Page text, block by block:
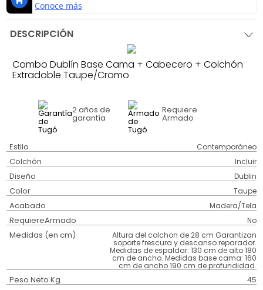
DESCRIPCIÓN
Combo Dublín Base Cama + Cabecero + Colchón
Extradoble Taupe/Cromo
2 años de
garantía
Requiere
Armado
Estilo Contemporáneo
Colchón Incluir
Diseño Dublin
Color Taupe
Acabado Madera/Tela
RequiereArmado No
Medidas (en cm) Altura del colchon de 28 cm Garantizan
soporte frescura y descanso reparador.
Medidas de espaldar: 130 cm de alto 180
cm de ancho. Medidas base cama: 160
cm de ancho 190 cm de profundidad.
Peso Neto Kg. 45